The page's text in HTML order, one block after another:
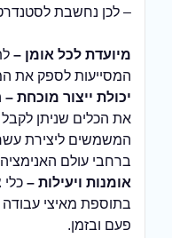
– לכן נחשבת
מיועדת לכל אומן –
המסייעות לספק את
יכולת ייצור מוכחת –
את הכלים שניתן
המשמשים ליצירת
ברחבי עולם
אומנות ויעילות – כלי
בתוספת מאיצי
פעם ובזמן.